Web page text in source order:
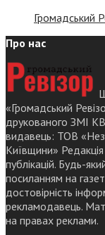
Громадський
Про нас
«Громадський
друкованого ЗМІ
видавець: ТОВ
Київщини»
публікацій. Будь-
посиланням на
достовірність
рекламодавець.
на правах реклами.